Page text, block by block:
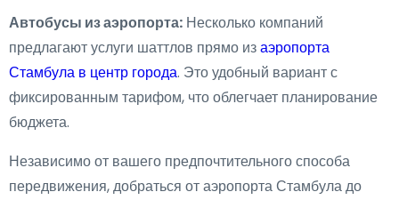
Автобусы из аэропорта: Несколько компаний
предлагают услуги шаттлов прямо изаэропорта
Стамбула в центр города. Это удобный вариант с
фиксированным тарифом, что облегчает планирование
бюджета.
Независимо от вашего предпочтительного способа
передвижения, добраться от аэропорта Стамбула до